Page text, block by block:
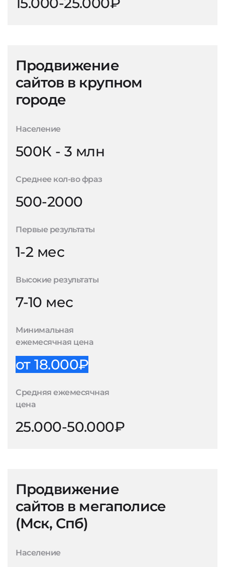
Продвижение
сайтов в крупном
городе
Население
500К - 3 млн
Среднее кол-во фраз
500-2000
Первые результаты
1-2 мес
Высокие результаты
7-10 мес
Минимальная
ежемесячная цена
от 18.000₽
Средняя ежемесячная
цена
25.000-50.000₽
Продвижение
сайтов в мегаполисе
(Мск, Спб)
Население